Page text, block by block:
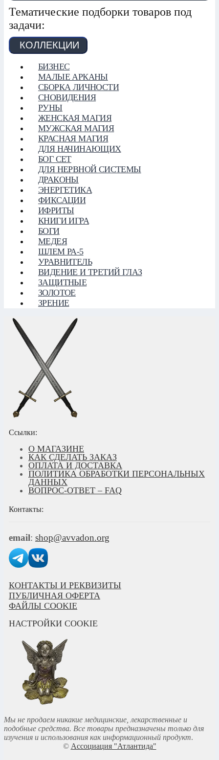
Тематические подборки товаров под
задачи:
КОЛЛЕКЦИИ
БИЗНЕС
МАЛЫЕ АРКАНЫ
СБОРКА ЛИЧНОСТИ
СНОВИДЕНИЯ
РУНЫ
ЖЕНСКАЯ МАГИЯ
МУЖСКАЯ МАГИЯ
КРАСНАЯ МАГИЯ
ДЛЯ НАЧИНАЮЩИХ
БОГ СЕТ
ДЛЯ НЕРВНОЙ СИСТЕМЫ
ДРАКОНЫ
ЭНЕРГЕТИКА
ФИКСАЦИИ
ИФРИТЫ
КНИГИ ИГРА
БОГИ
МЕДЕЯ
ШЛЕМ РА-5
УРАВНИТЕЛЬ
ВИДЕНИЕ И ТРЕТИЙ ГЛАЗ
ЗАЩИТНЫЕ
ЗОЛОТОЕ
ЗРЕНИЕ
Ссылки:
О МАГАЗИНЕ
КАК СДЕЛАТЬ ЗАКАЗ
ОПЛАТА И ДОСТАВКА
ПОЛИТИКА ОБРАБОТКИ ПЕРСОНАЛЬНЫХ
ДАННЫХ
ВОПРОС-ОТВЕТ – FAQ
Контакты:
email: shop@avvadon.org
КОНТАКТЫ И РЕКВИЗИТЫ
ПУБЛИЧНАЯ ОФЕРТА
ФАЙЛЫ COOKIE
НАСТРОЙКИ COOKIE
Мы не продаем никакие медицинские, лекарственные и
подобные средства. Все товары предназначены только для
изучения и использования как информационный продукт.
© Ассоциация "Атлантида"